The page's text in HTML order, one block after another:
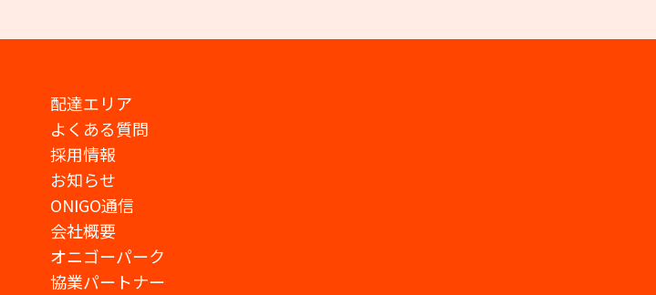
配達エリア
よくある質問
採用情報
お知らせ
ONIGO通信
会社概要
オニゴーパーク
協業パートナー